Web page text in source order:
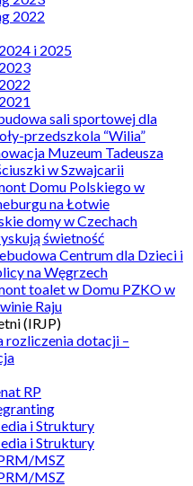
2022
i 2025
sali sportowej dla
przedszkola “Wilia”
Muzeum Tadeusza
w Szwajcarii
Domu Polskiego w
na Łotwie
domy w Czechach
świetność
Centrum dla Dzieci i
na Węgrzech
toalet w Domu PZKO w
Raju
(IRJP)
rozliczenia dotacji –
RP
i Struktury
i Struktury
MSZ
MSZ